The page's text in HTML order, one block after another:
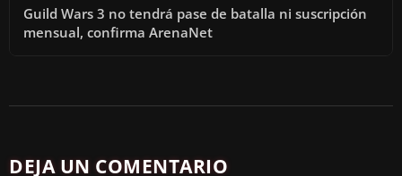
Guild Wars 3 no tendrá pase de batalla ni suscripción
mensual, confirma ArenaNet
DEJA UN COMENTARIO